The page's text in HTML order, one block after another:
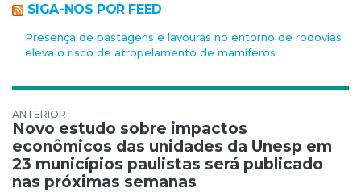
SIGA-NOS POR FEED
Presença de pastagens e lavouras no entorno de rodovias
eleva o risco de atropelamento de mamíferos
Navegação de Post
Novo estudo sobre impactos
econômicos das unidades da Unesp em
23 municípios paulistas será publicado
nas próximas semanas